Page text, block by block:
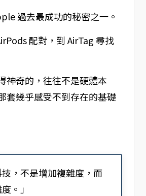
過去最成功的秘密之一。
配對，到 AirTag 尋找
神奇的，往往不是硬體本
套幾乎感受不到存在的基礎
技，不是增加複雜度，而
。」